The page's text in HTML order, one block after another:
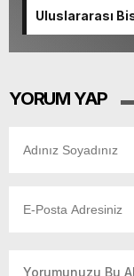
Uluslararası
YORUM YAP